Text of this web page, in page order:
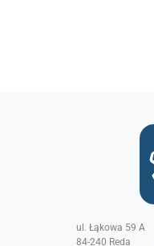
ul. Łąkowa 59 A
84-240 Reda